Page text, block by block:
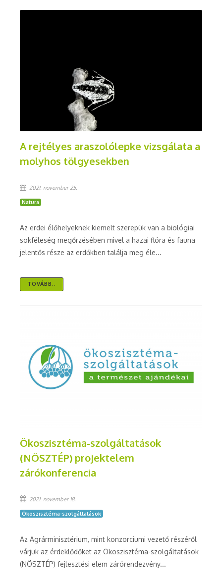
A rejtélyes araszolólepke vizsgálata a
molyhos tölgyesekben
2021. november 25.
Natura
Az erdei élőhelyeknek kiemelt szerepük van a biológiai
sokféleség megőrzésében mivel a hazai flóra és fauna
jelentős része az erdőkben találja meg éle...
TOVÁBB..
Ökoszisztéma-szolgáltatások
(NÖSZTÉP) projektelem
zárókonferencia
2021. november 18.
Ökoszisztéma-szolgáltatások
Az Agrárminisztérium, mint konzorciumi vezető részéről
várjuk az érdeklődőket az Ökoszisztéma-szolgáltatások
(NÖSZTÉP) fejlesztési elem zárórendezvény...